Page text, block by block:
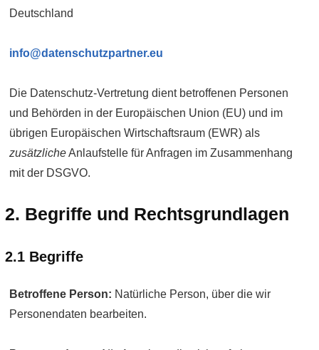
Deutschland
info@datenschutzpartner.eu
Die Daten­schutz-Vertretung dient betroffenen Personen
und Behörden in der Europäischen Union (EU) und im
übrigen Europäischen Wirt­schaftsraum (EWR) als
zusätzlicheAnlauf­stelle für Anfragen im Zusammenhang
mit der DSGVO.
2. Begriffe und Rechts­grundlagen
2.1 Begriffe
Betroffene Person: Natürliche Person, über die wir
Personen­daten bearbeiten.